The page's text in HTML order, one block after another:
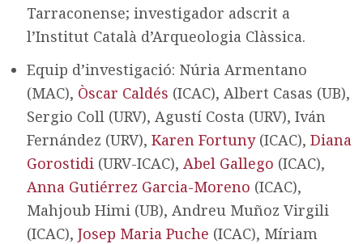
Tarraconense; investigador adscrit a
l’Institut Català d’Arqueologia Clàssica.
Equip d’investigació: Núria Armentano
(MAC), Òscar Caldés (ICAC), Albert Casas (UB),
Sergio Coll (URV), Agustí Costa (URV), Iván
Fernández (URV),Karen Fortuny(ICAC),Diana
Gorostidi (URV-ICAC),Abel Gallego (ICAC),
Anna Gutiérrez Garcia-Moreno (ICAC),
Mahjoub Himi (UB), Andreu Muñoz Virgili
(ICAC),Josep Maria Puche (ICAC), Míriam